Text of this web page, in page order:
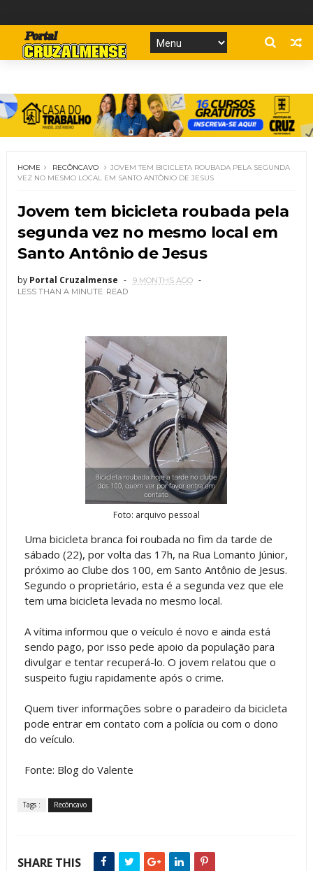
HOME RECÔNCAVO
JOVEM TEM BICICLETA ROUBADA PELA SEGUNDA
VEZ NO MESMO LOCAL EM SANTO ANTÔNIO DE JESUS
Jovem tem bicicleta roubada pela
segunda vez no mesmo local em
Santo Antônio de Jesus
by Portal Cruzalmense
9 MONTHS AGO
LESS THAN A MINUTE READ
Foto: arquivo pessoal
Uma bicicleta branca foi roubada no fim da tarde de
sábado (22), por volta das 17h, na Rua Lomanto Júnior,
próximo ao Clube dos 100, em Santo Antônio de Jesus.
Segundo o proprietário, esta é a segunda vez que ele
tem uma bicicleta levada no mesmo local.
A vítima informou que o veículo é novo e ainda está
sendo pago, por isso pede apoio da população para
divulgar e tentar recuperá-lo. O jovem relatou que o
suspeito fugiu rapidamente após o crime.
Quem tiver informações sobre o paradeiro da bicicleta
pode entrar em contato com a polícia ou com o dono
do veículo.
Fonte: Blog do Valente
Tags : Recôncavo
SHARE THIS